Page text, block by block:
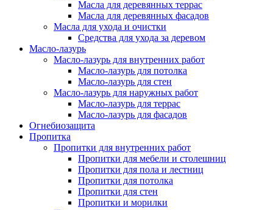
Масла для деревянных террас
Масла для деревянных фасадов
Масла для ухода и очистки
Средства для ухода за деревом
Масло-лазурь
Масло-лазурь для внутренних работ
Масло-лазурь для потолка
Масло-лазурь для стен
Масло-лазурь для наружных работ
Масло-лазурь для террас
Масло-лазурь для фасадов
Огнебиозащита
Пропитка
Пропитки для внутренних работ
Пропитки для мебели и столешниц
Пропитки для пола и лестниц
Пропитки для потолка
Пропитки для стен
Пропитки и морилки